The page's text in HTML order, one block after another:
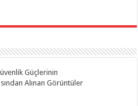
Güçlerinin
Alınan Görüntüler